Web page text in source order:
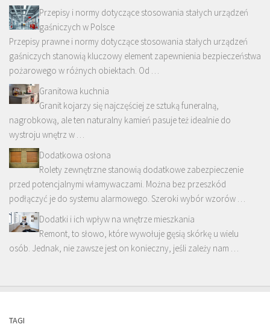
Przepisy i normy dotyczące stosowania stałych urządzeń
gaśniczych w Polsce
Przepisy prawne i normy dotyczące stosowania stałych urządzeń
gaśniczych stanowią kluczowy element zapewnienia bezpieczeństwa
pożarowego w różnych obiektach. Od …
Granitowa kuchnia
Granit kojarzy się najczęściej ze sztuką funeralną,
nagrobkową, ale ten naturalny kamień pasuje też idealnie do
wystroju wnętrz w …
Dodatkowa osłona
Rolety zewnętrzne stanowią dodatkowe zabezpieczenie
przed potencjalnymi włamywaczami. Można bez przeszkód
podłączyć je do systemu alarmowego. Szeroki wybór wzorów …
Dodatki i ich wpływ na wnętrze mieszkania
Remont, to słowo, które wywołuje gęsią skórkę u wielu
osób. Jednak, nie zawsze jest on konieczny, jeśli zależy nam …
TAGI